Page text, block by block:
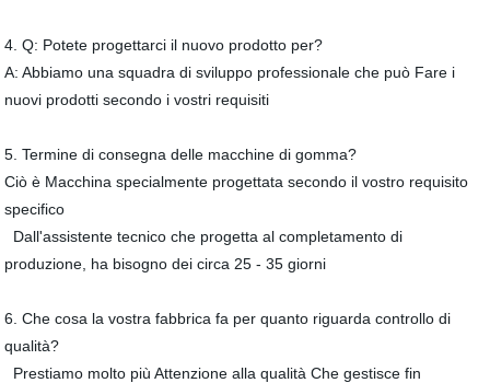
4. Q: Potete progettarci il nuovo prodotto per?
A: Abbiamo una squadra di sviluppo professionale che può Fare i
nuovi prodotti secondo i vostri requisiti
5. Termine di consegna delle macchine di gomma?
Ciò è Macchina specialmente progettata secondo il vostro requisito
specifico
Dall'assistente tecnico che progetta al completamento di
produzione, ha bisogno dei circa 25 - 35 giorni
6. Che cosa la vostra fabbrica fa per quanto riguarda controllo di
qualità?
Prestiamo molto più Attenzione alla qualità Che gestisce fin